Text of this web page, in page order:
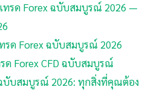
ทรด Forex ฉบับสมบูรณ์ 2026 —
รด Forex ฉบับสมบูรณ์ 2026
Forex CFD ฉบับสมบูรณ์
บับสมบูรณ์ 2026: ทุกสิ่งที่คุณต้อง